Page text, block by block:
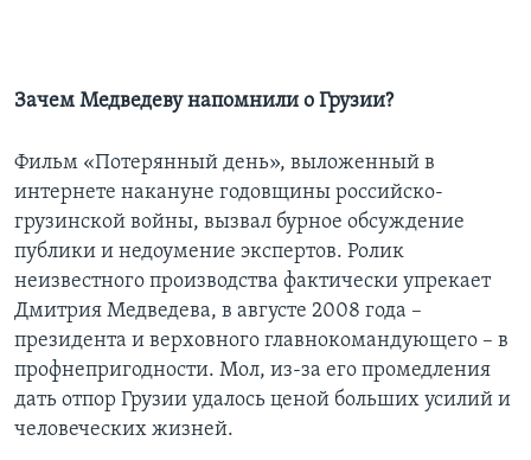
Зачем Медведеву напомнили о Грузии?
Фильм «Потерянный день», выложенный в
интернете накануне годовщины российско-
грузинской войны, вызвал бурное обсуждение
публики и недоумение экспертов. Ролик
неизвестного производства фактически упрекает
Дмитрия Медведева, в августе 2008 года –
президента и верховного главнокомандующего – в
профнепригодности. Мол, из-за его промедления
дать отпор Грузии удалось ценой больших усилий и
человеческих жизней.